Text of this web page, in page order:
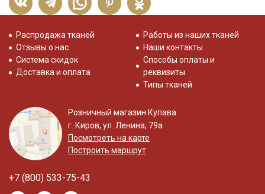
Распродажа тканей
Отзывы о нас
Система скидок
Доставка и оплата
Работы из наших тканей
Наши контакты
Способы оплаты и
реквизиты
Типы тканей
Розничный магазин Купава
г. Киров, ул. Ленина, 79а
Посмотреть на карте
Построить маршрут
+7 (800) 533-75-43